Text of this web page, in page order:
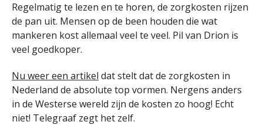
Regelmatig te lezen en te horen, de zorgkosten rijzen
de pan uit. Mensen op de been houden die wat
mankeren kost allemaal veel te veel. Pil van Drion is
veel goedkoper.
Nu weer een artikel dat stelt dat de zorgkosten in
Nederland de absolute top vormen. Nergens anders
in de Westerse wereld zijn de kosten zo hoog! Echt
niet! Telegraaf zegt het zelf.